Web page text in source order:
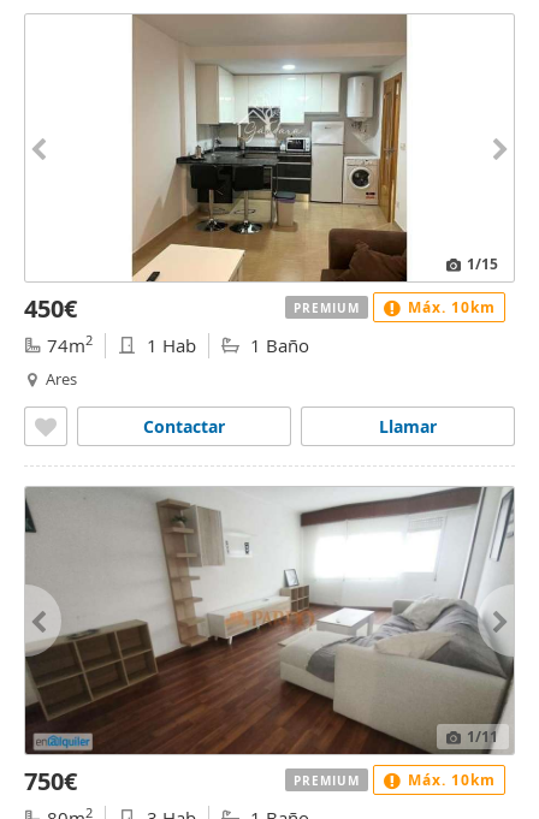
1/15
450€
74m2 1 Hab 1 Baño
Ares
Llamar
Contactar
PREMIUM Máx. 10km
1/11
750€
2
PREMIUM Máx. 10km